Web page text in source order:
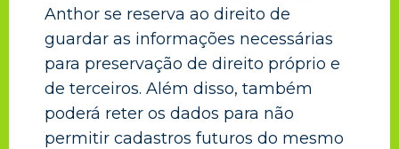
Anthor se reserva ao direito de
guardar as informações necessárias
para preservação de direito próprio e
de terceiros. Além disso, também
poderá reter os dados para não
permitir cadastros futuros do mesmo